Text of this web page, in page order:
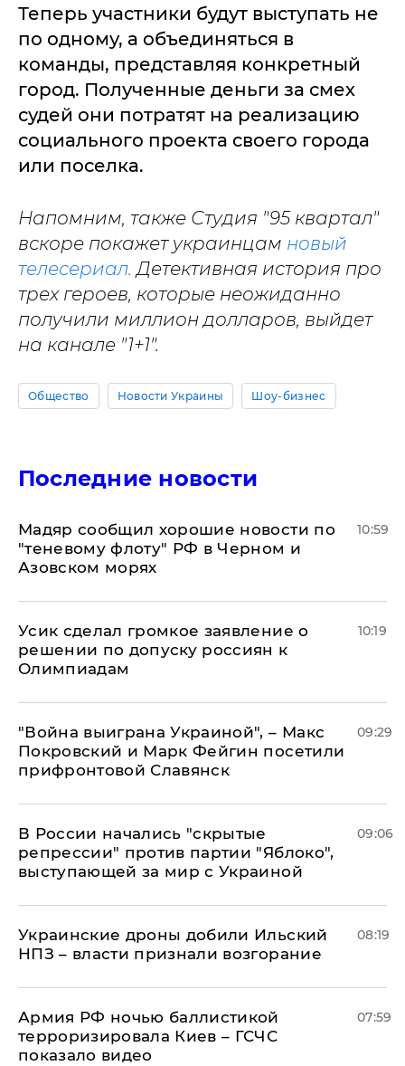
Теперь участники будут выступать не
по одному, а объединяться в
команды, представляя конкретный
город. Полученные деньги за смех
судей они потратят на реализацию
социального проекта своего города
или поселка.
Напомним, также Студия "95 квартал"
вскоре покажет украинцам новый
телесериал. Детективная история про
трех героев, которые неожиданно
получили миллион долларов, выйдет
на канале "1+1".
Общество Новости Украины Шоу-бизнес
Последние новости
Мадяр сообщил хорошие новости по
"теневому флоту" РФ в Черном и
Азовском морях
10:59
Усик сделал громкое заявление о
решении по допуску россиян к
Олимпиадам
10:19
"Война выиграна Украиной", – Макс
Покровский и Марк Фейгин посетили
прифронтовой Славянск
09:29
В России начались "скрытые
репрессии" против партии "Яблоко",
выступающей за мир с Украиной
09:06
Украинские дроны добили Ильский
НПЗ – власти признали возгорание
08:19
Армия РФ ночью баллистикой
терроризировала Киев – ГСЧС
показало видео
07:59